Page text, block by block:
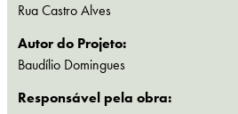
Rua Castro Alves
Autor do Projeto:
Baudílio Domingues
Responsável pela obra: